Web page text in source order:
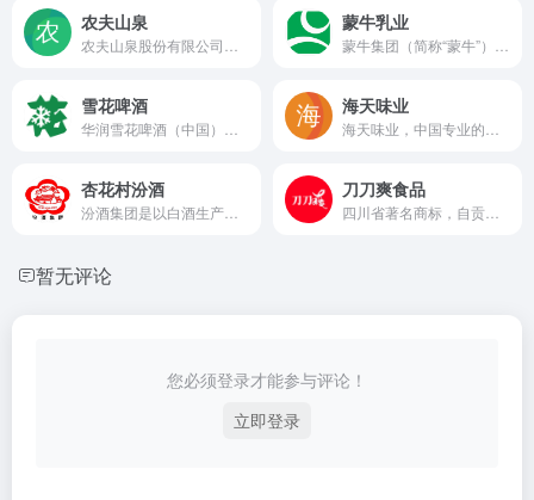
农夫山泉 蒙牛乳业
雪花啤酒 海天味业
杏花村汾酒 刀刀爽食品
暂无评论
您必须登录才能参与评论！
立即登录